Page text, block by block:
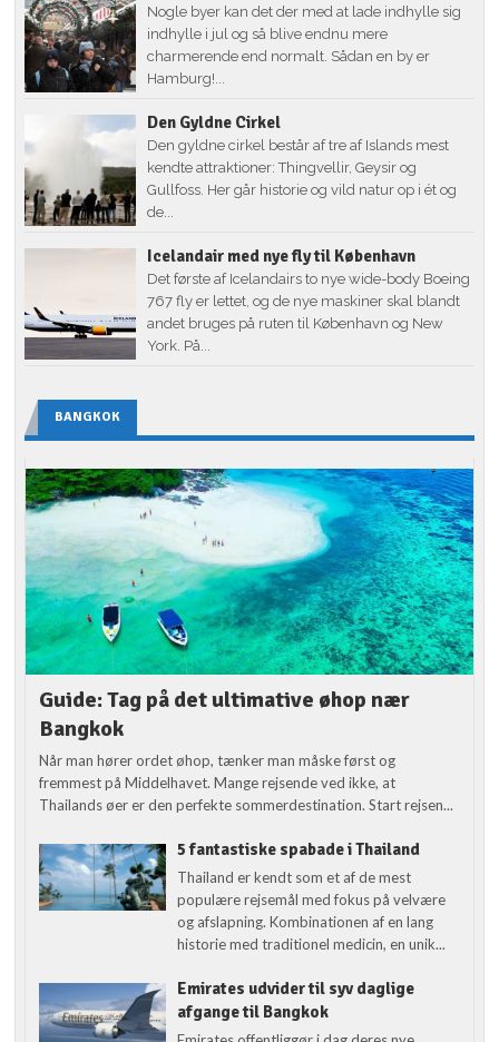
Nogle byer kan det der med at lade indhylle sig
indhylle i jul og så blive endnu mere
charmerende end normalt. Sådan en by er
Hamburg!...
Den Gyldne Cirkel
Den gyldne cirkel består af tre af Islands mest
kendte attraktioner: Thingvellir, Geysir og
Gullfoss. Her går historie og vild natur op i ét og
de...
Icelandair med nye fly til København
Det første af Icelandairs to nye wide-body Boeing
767 fly er lettet, og de nye maskiner skal blandt
andet bruges på ruten til København og New
York. På...
BANGKOK
Guide: Tag på det ultimative øhop nær
Bangkok
Når man hører ordet øhop, tænker man måske først og
fremmest på Middelhavet. Mange rejsende ved ikke, at
Thailands øer er den perfekte sommerdestination. Start rejsen...
5 fantastiske spabade i Thailand
Thailand er kendt som et af de mest
populære rejsemål med fokus på velvære
og afslapning. Kombinationen af en lang
historie med traditionel medicin, en unik...
Emirates udvider til syv daglige
afgange til Bangkok